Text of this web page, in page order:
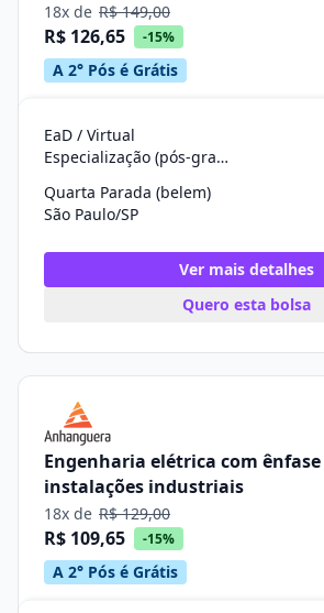
18x de R$ 149,00
R$ 126,65 -15%
A 2° Pós é Grátis
EaD / Virtual
Especialização (pós-graduação)
Quarta Parada (belem)
São Paulo/SP
Ver mais detalhes
Quero esta bolsa
Engenharia elétrica com ênfase
instalações industriais
18x de R$ 129,00
R$ 109,65 -15%
A 2° Pós é Grátis